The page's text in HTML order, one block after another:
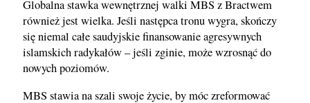
Globalna stawka wewnętrznej walki MBS z Bractwem
również jest wielka. Jeśli następca tronu wygra, skończy
się niemal całe saudyjskie finansowanie agresywnych
islamskich radykałów – jeśli zginie, może wzrosnąć do
nowych poziomów.
MBS stawia na szali swoje życie, by móc zreformować